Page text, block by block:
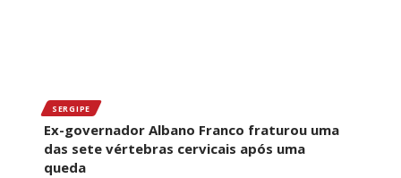
SERGIPE
Ex-governador Albano Franco fraturou uma
das sete vértebras cervicais após uma
queda